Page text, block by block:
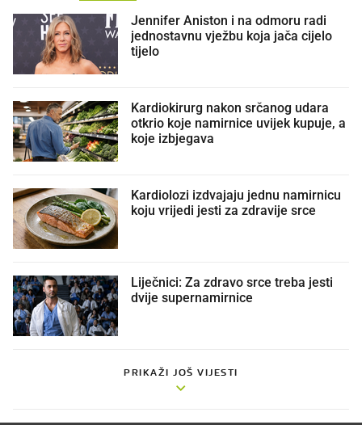
Jennifer Aniston i na odmoru radi
jednostavnu vježbu koja jača cijelo
tijelo
Kardiokirurg nakon srčanog udara
otkrio koje namirnice uvijek kupuje, a
koje izbjegava
Kardiolozi izdvajaju jednu namirnicu
koju vrijedi jesti za zdravije srce
Liječnici: Za zdravo srce treba jesti
dvije supernamirnice
PRIKAŽI JOŠ VIJESTI